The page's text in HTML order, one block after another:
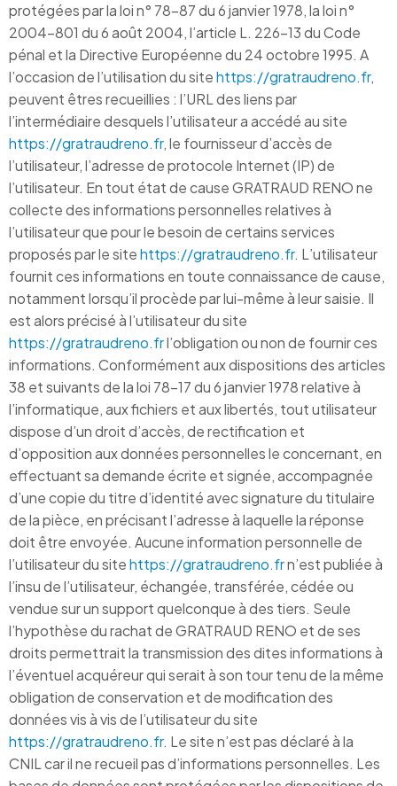
protégées par la loi n° 78-87 du 6 janvier 1978, la loi n°
2004-801 du 6 août 2004, l’article L. 226-13 du Code
pénal et la Directive Européenne du 24 octobre 1995. A
l’occasion de l’utilisation du sitehttps://gratraudreno.fr,
peuvent êtres recueillies : l’URL des liens par
l’intermédiaire desquels l’utilisateur a accédé au site
https://gratraudreno.fr, le fournisseur d’accès de
l’utilisateur, l’adresse de protocole Internet (IP) de
l’utilisateur. En tout état de cause GRATRAUD RENO ne
collecte des informations personnelles relatives à
l’utilisateur que pour le besoin de certains services
proposés par le sitehttps://gratraudreno.fr. L’utilisateur
fournit ces informations en toute connaissance de cause,
notamment lorsqu’il procède par lui-même à leur saisie. Il
est alors précisé à l’utilisateur du site
https://gratraudreno.frl’obligation ou non de fournir ces
informations. Conformément aux dispositions des articles
38 et suivants de la loi 78-17 du 6 janvier 1978 relative à
l’informatique, aux fichiers et aux libertés, tout utilisateur
dispose d’un droit d’accès, de rectification et
d’opposition aux données personnelles le concernant, en
effectuant sa demande écrite et signée, accompagnée
d’une copie du titre d’identité avec signature du titulaire
de la pièce, en précisant l’adresse à laquelle la réponse
doit être envoyée. Aucune information personnelle de
l’utilisateur du sitehttps://gratraudreno.frn’est publiée à
l’insu de l’utilisateur, échangée, transférée, cédée ou
vendue sur un support quelconque à des tiers. Seule
l’hypothèse du rachat de GRATRAUD RENO et de ses
droits permettrait la transmission des dites informations à
l’éventuel acquéreur qui serait à son tour tenu de la même
obligation de conservation et de modification des
données vis à vis de l’utilisateur du site
https://gratraudreno.fr. Le site n’est pas déclaré à la
CNIL car il ne recueil pas d’informations personnelles. Les